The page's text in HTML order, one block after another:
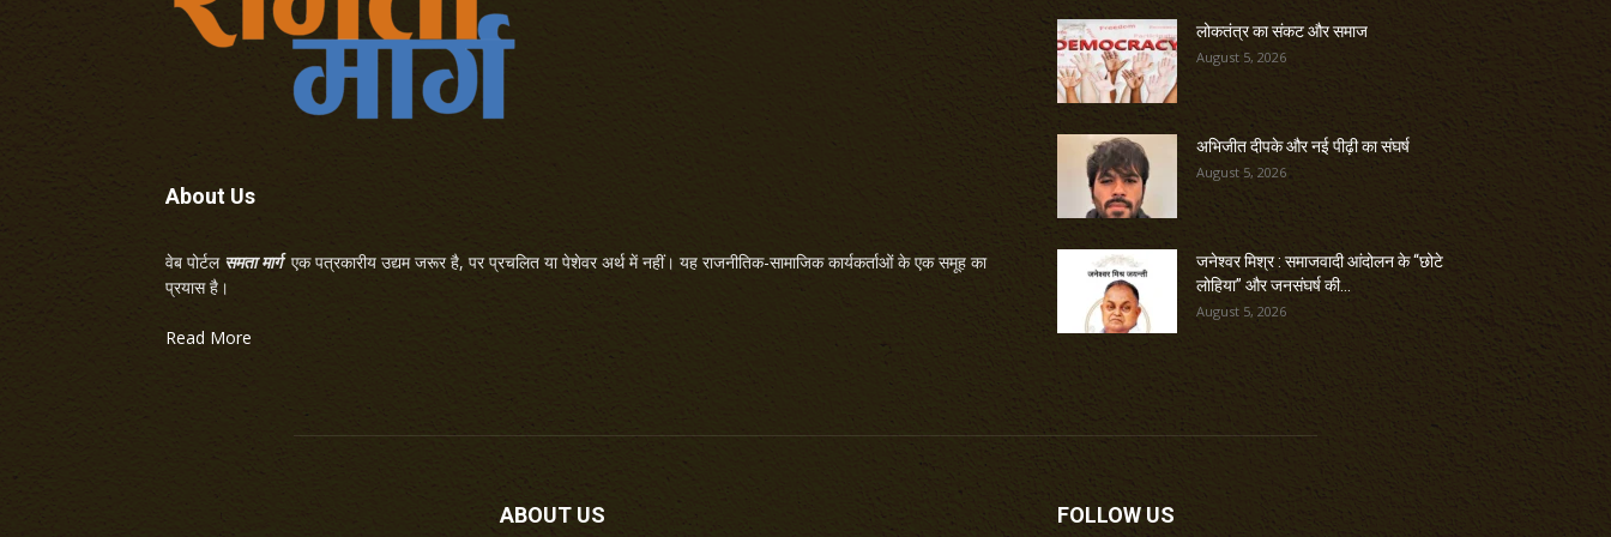
About Us
वेब पोर्टल समता मार्गएक पत्रकारीय उद्यम जरूर है, पर प्रचलित या पेशेवर अर्थ में नहीं। यह राजनीतिक-सामाजिक कार्यकर्ताओं के एक समूह का
प्रयास है।
Read More
लोकतंत्र का संकट और समाज
August 5, 2026
अभिजीत दीपके और नई पीढ़ी का संघर्ष
August 5, 2026
जनेश्वर मिश्र : समाजवादी आंदोलन के “छोटे
लोहिया” और जनसंघर्ष की...
August 5, 2026
ABOUT US FOLLOW US